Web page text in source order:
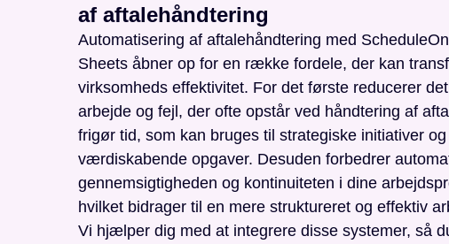
af aftalehåndtering
Automatisering af aftalehåndtering med
Sheets åbner op for en række fordele, der kan
virksomheds effektivitet. For det første reducerer
arbejde og fejl, der ofte opstår ved håndtering af
frigør tid, som kan bruges til strategiske initiativer og
værdiskabende opgaver. Desuden forbedrer
gennemsigtigheden og kontinuiteten i dine
hvilket bidrager til en mere struktureret og effektiv
Vi hjælper dig med at integrere disse systemer, så